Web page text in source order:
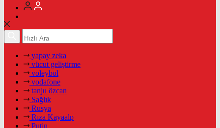
yapay zeka
vücut geliştirme
voleybol
vodafone
tanju özcan
Sağlık
Rusya
Rıza Kayaalp
Putin